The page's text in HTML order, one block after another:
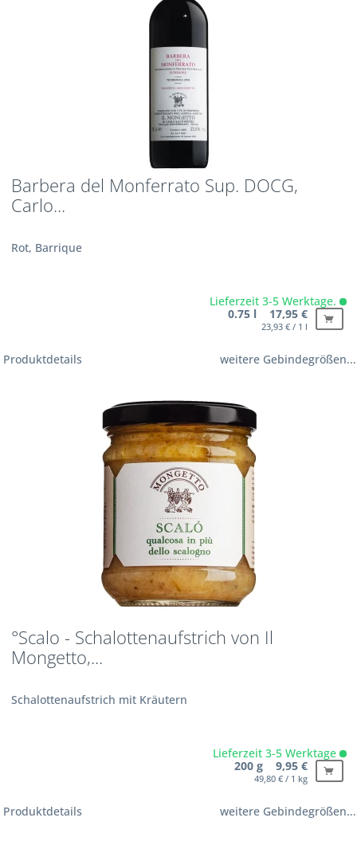
Barbera del Monferrato Sup. DOCG,
Carlo...
Rot, Barrique
Lieferzeit 3-5 Werktage.
0.75 l 17,95 €
23,93 € / 1 l
Produktdetails weitere Gebindegrößen...
°Scalo - Schalottenaufstrich von Il
Mongetto,...
Schalottenaufstrich mit Kräutern
Lieferzeit 3-5 Werktage
200 g 9,95 €
49,80 € / 1 kg
Produktdetails weitere Gebindegrößen...